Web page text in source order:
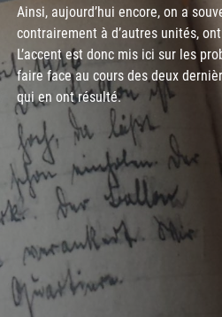
Ainsi, aujourd’hui encore, on a
contrairement à d’autres unités,
L’accent est donc mis ici sur les
faire face au cours des deux
qui en ont résulté.